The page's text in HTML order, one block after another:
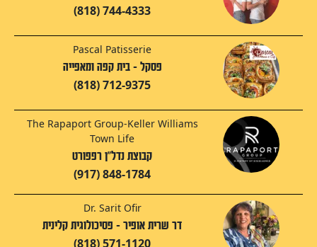
(818) 744-4333
Pascal Patisserie
פסקל - בית קפה ומאפייה
(818) 712-9375
The Rapaport Group-Keller Williams
Town Life
קבוצת נדל"ן רפפורט
(917) 848-1784
Dr. Sarit Ofir
דר שרית אופיר - פסיכולוגית קלינית
(818) 571-1120